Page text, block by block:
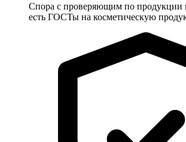
Спора с проверяющим по
есть ГОСТы на косметическую